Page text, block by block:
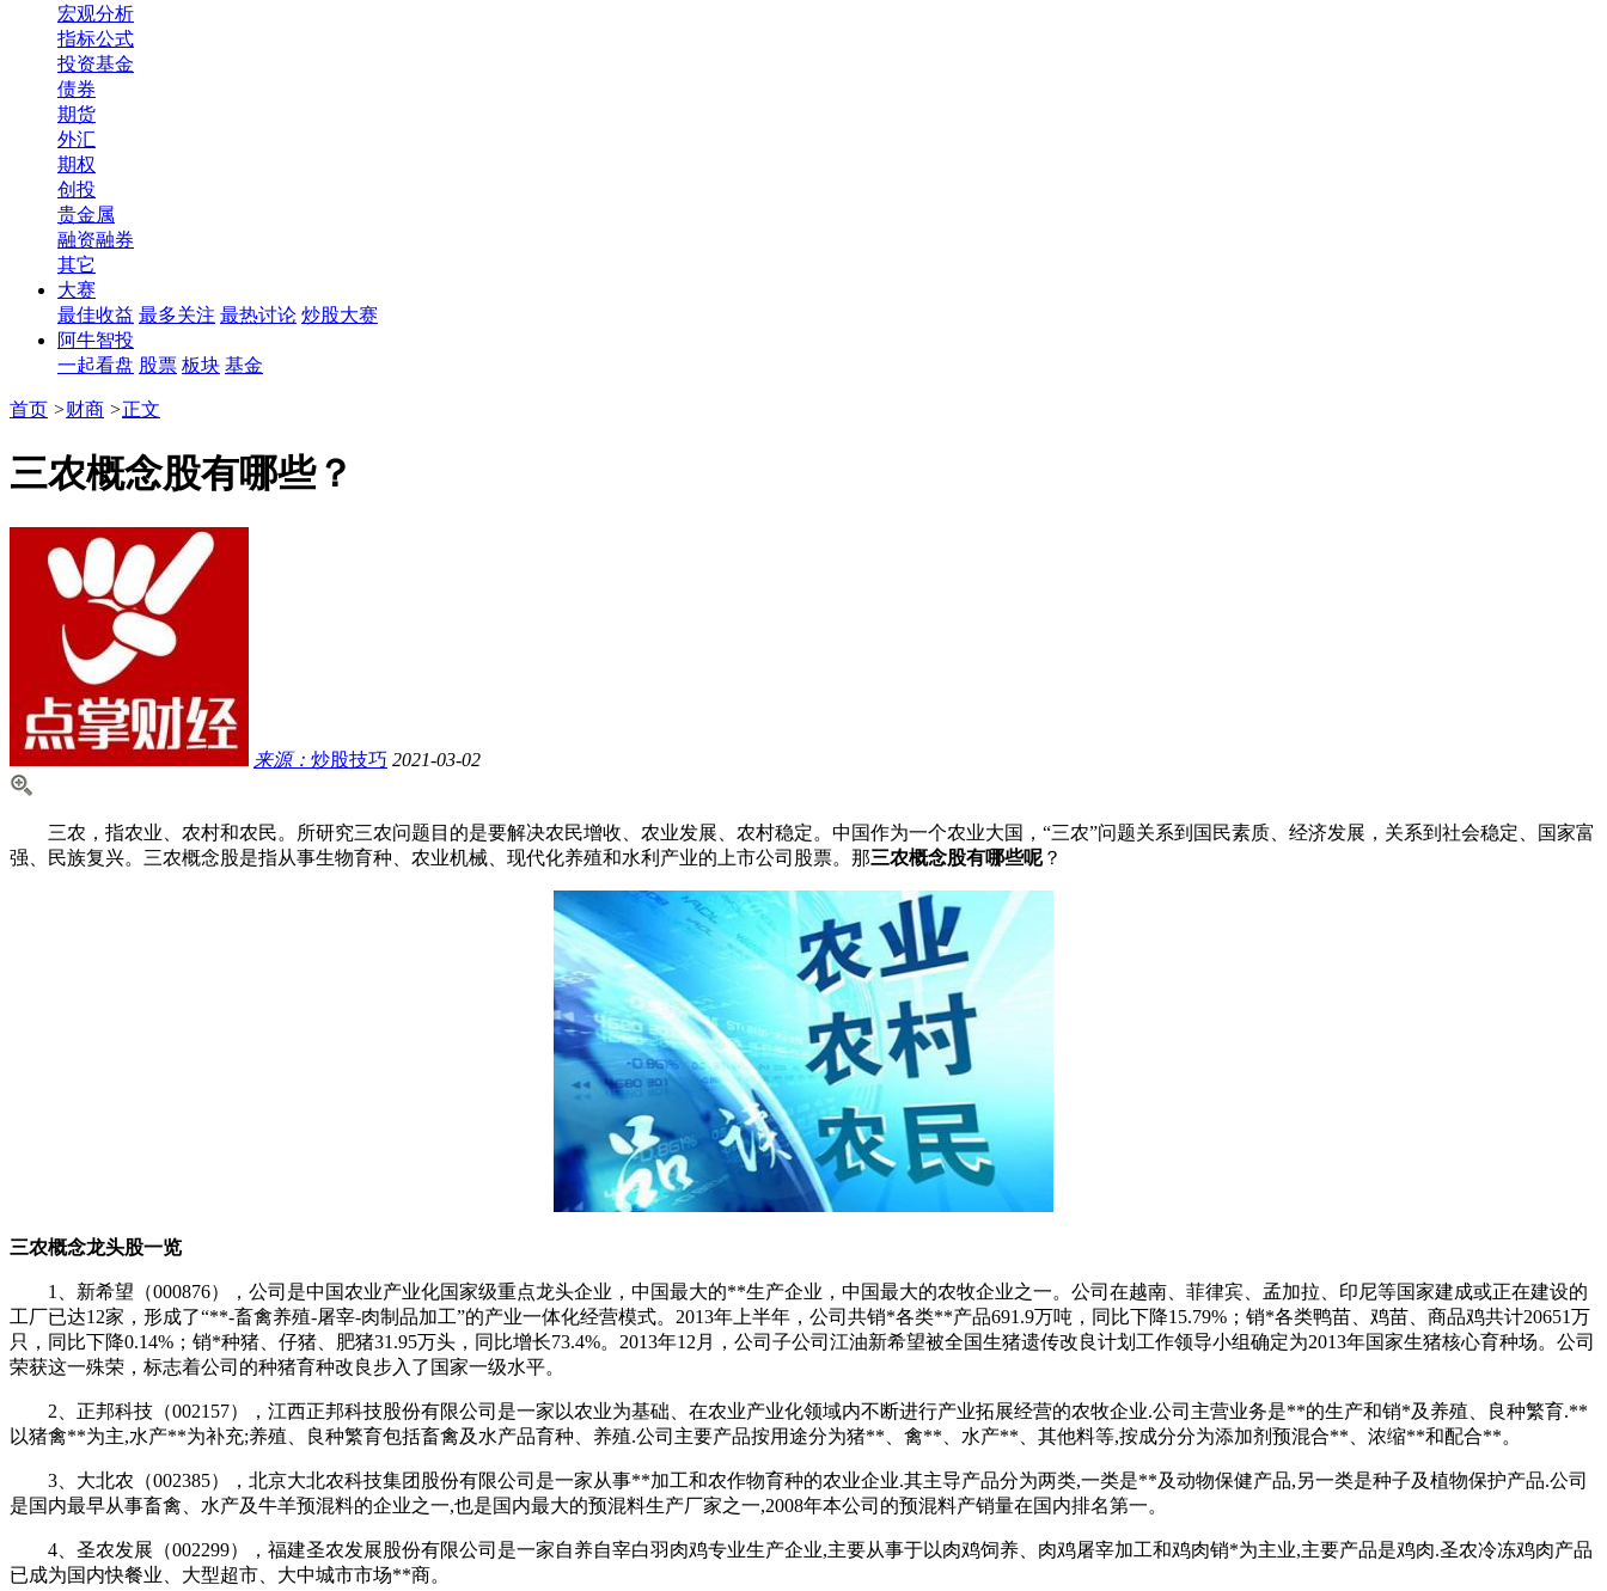
宏观分析
指标公式
投资基金
债券
期货
外汇
期权
创投
贵金属
融资融券
其它
大赛
最佳收益 最多关注 最热讨论 炒股大赛
阿牛智投
一起看盘 股票 板块 基金
首页 >财商 >正文
三农概念股有哪些？
来源： 炒股技巧 2021-03-02
三农，指农业、农村和农民。所研究三农问题目的是要解决农民增收、农业发展、农村稳定。中国作为一个农业大国，“三农”问题关系到国民素质、经济发展，关系到社会稳定、国家富
强、民族复兴。三农概念股是指从事生物育种、农业机械、现代化养殖和水利产业的上市公司股票。那三农概念股有哪些呢？
三农概念龙头股一览
1、新希望（000876），公司是中国农业产业化国家级重点龙头企业，中国最大的**生产企业，中国最大的农牧企业之一。公司在越南、菲律宾、孟加拉、印尼等国家建成或正在建设的
工厂已达12家，形成了“**-畜禽养殖-屠宰-肉制品加工”的产业一体化经营模式。2013年上半年，公司共销*各类**产品691.9万吨，同比下降15.79%；销*各类鸭苗、鸡苗、商品鸡共计20651万
只，同比下降0.14%；销*种猪、仔猪、肥猪31.95万头，同比增长73.4%。2013年12月，公司子公司江油新希望被全国生猪遗传改良计划工作领导小组确定为2013年国家生猪核心育种场。公司
荣获这一殊荣，标志着公司的种猪育种改良步入了国家一级水平。
2、正邦科技（002157），江西正邦科技股份有限公司是一家以农业为基础、在农业产业化领域内不断进行产业拓展经营的农牧企业.公司主营业务是**的生产和销*及养殖、良种繁育.**
以猪禽**为主,水产**为补充;养殖、良种繁育包括畜禽及水产品育种、养殖.公司主要产品按用途分为猪**、禽**、水产**、其他料等,按成分分为添加剂预混合**、浓缩**和配合**。
3、大北农（002385），北京大北农科技集团股份有限公司是一家从事**加工和农作物育种的农业企业.其主导产品分为两类,一类是**及动物保健产品,另一类是种子及植物保护产品.公司
是国内最早从事畜禽、水产及牛羊预混料的企业之一,也是国内最大的预混料生产厂家之一,2008年本公司的预混料产销量在国内排名第一。
4、圣农发展（002299），福建圣农发展股份有限公司是一家自养自宰白羽肉鸡专业生产企业,主要从事于以肉鸡饲养、肉鸡屠宰加工和鸡肉销*为主业,主要产品是鸡肉.圣农冷冻鸡肉产品
已成为国内快餐业、大型超市、大中城市市场**商。